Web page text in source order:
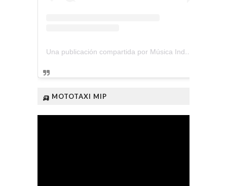
Una publicación compartida por Música Independiente Perú 🇵🇪 (@musica.independiente.peru)
🛺 MOTOTAXI MIP